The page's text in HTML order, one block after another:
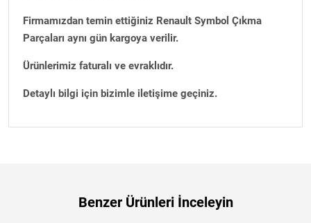
Firmamızdan temin ettiğiniz Renault Symbol Çıkma
Parçaları aynı gün kargoya verilir.
Ürünlerimiz faturalı ve evraklıdır.
Detaylı bilgi için bizimle iletişime geçiniz.
Benzer Ürünleri İnceleyin